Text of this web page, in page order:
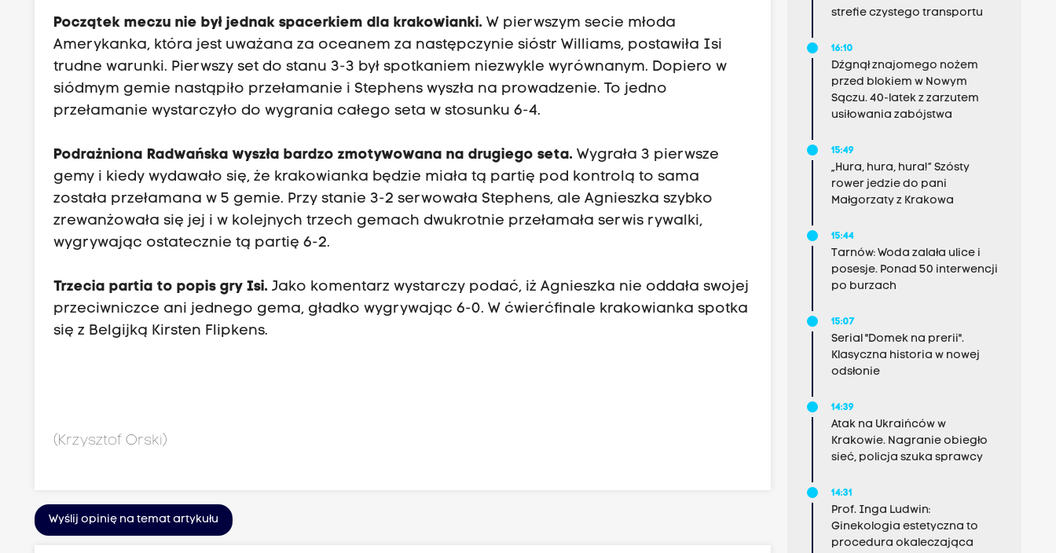
Początek meczu nie był jednak spacerkiem dla krakowianki. W pierwszym secie młoda
Amerykanka, która jest uważana za oceanem za następczynie sióstr Williams, postawiła Isi
trudne warunki. Pierwszy set do stanu 3-3 był spotkaniem niezwykle wyrównanym. Dopiero w
siódmym gemie nastąpiło przełamanie i Stephens wyszła na prowadzenie. To jedno
przełamanie wystarczyło do wygrania całego seta w stosunku 6-4.
Podrażniona Radwańska wyszła bardzo zmotywowana na drugiego seta. Wygrała 3 pierwsze
gemy i kiedy wydawało się, że krakowianka będzie miała tą partię pod kontrolą to sama
została przełamana w 5 gemie. Przy stanie 3-2 serwowała Stephens, ale Agnieszka szybko
zrewanżowała się jej i w kolejnych trzech gemach dwukrotnie przełamała serwis rywalki,
wygrywając ostatecznie tą partię 6-2.
Trzecia partia to popis gry Isi. Jako komentarz wystarczy podać, iż Agnieszka nie oddała swojej
przeciwniczce ani jednego gema, gładko wygrywając 6-0. W ćwierćfinale krakowianka spotka
się z Belgijką Kirsten Flipkens.
(Krzysztof Orski)
Wyślij opinię na temat artykułu
strefie czystego transportu
16:10
Dźgnął znajomego nożem
przed blokiem w Nowym
Sączu. 40-latek z zarzutem
usiłowania zabójstwa
15:49
„Hura, hura, hura!” Szósty
rower jedzie do pani
Małgorzaty z Krakowa
15:44
Tarnów: Woda zalała ulice i
posesje. Ponad 50 interwencji
po burzach
15:07
Serial "Domek na prerii".
Klasyczna historia w nowej
odsłonie
14:39
Atak na Ukraińców w
Krakowie. Nagranie obiegło
sieć, policja szuka sprawcy
14:31
Prof. Inga Ludwin:
Ginekologia estetyczna to
procedura okaleczająca